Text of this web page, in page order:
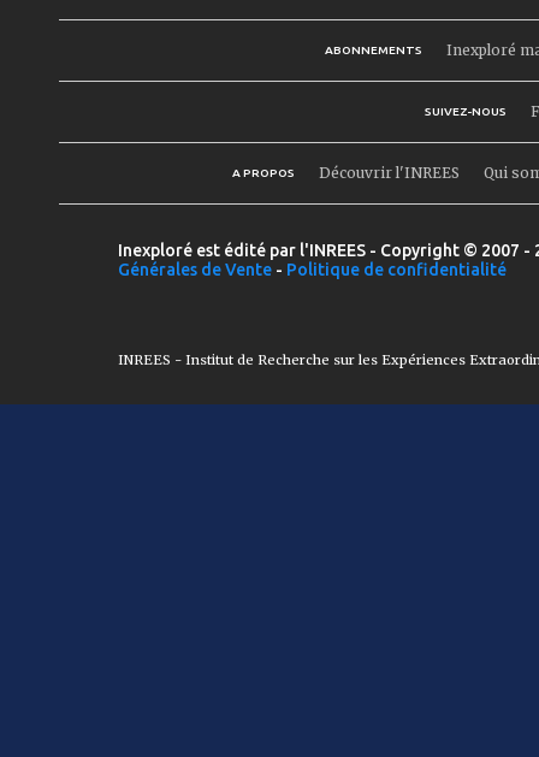
ABONNEMENTS Inexploré
SUIVEZ-NOUS
A PROPOS Découvrir l'INREES Qui
Inexploré est édité par l'INREES - Copyright © 2007
Générales de Vente - Politique de confidentialité
INREES - Institut de Recherche sur les Expériences